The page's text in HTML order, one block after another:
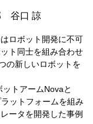
谷口 諒
ロボット開発に不可
ト同士を組み合わせ
の新しいロボットを
トアームNovaと
ットフォームを組み
ータを開発した事例